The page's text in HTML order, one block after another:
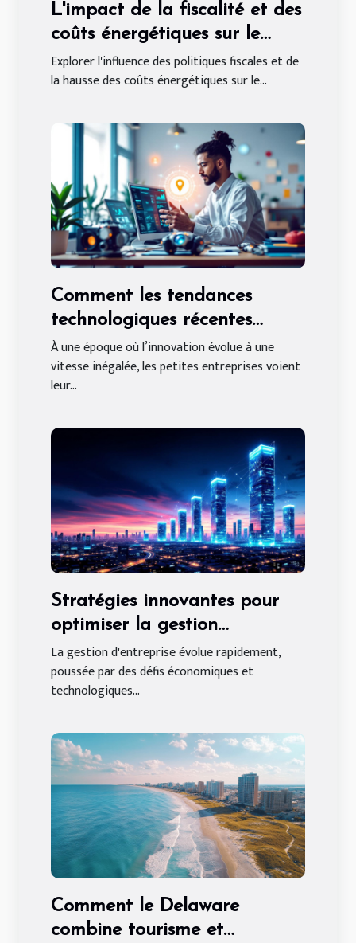
L'impact de la fiscalité et des
coûts énergétiques sur le
pouvoir d'achat futur
Explorer l'influence des politiques fiscales et de
la hausse des coûts énergétiques sur le...
Comment les tendances
technologiques récentes
façonnent-elles les petites
entreprises ?
À une époque où l’innovation évolue à une
vitesse inégalée, les petites entreprises voient
leur...
Stratégies innovantes pour
optimiser la gestion
d'entreprise
La gestion d'entreprise évolue rapidement,
poussée par des défis économiques et
technologiques...
Comment le Delaware
combine tourisme et